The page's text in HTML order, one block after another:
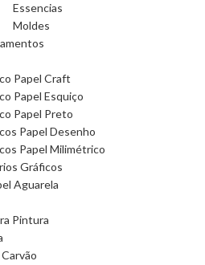
Essencias
Moldes
Papel Craft
Papel Esquiço
Papel Preto
Papel Desenho
Papel Milimétrico
Gráficos
Aguarela
Pintura